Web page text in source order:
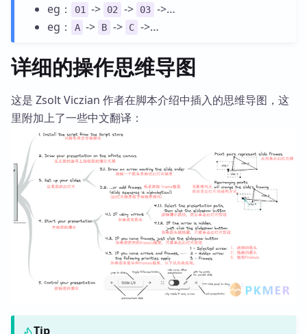
eg：
01 -> 02 -> 03 ->…
eg：
A -> B -> C ->…
详细的操作思维导图
这是 Zsolt Viczian 作者在脚本介绍中插入的思维导图，这
里附加上了一些中文翻译：
Tip